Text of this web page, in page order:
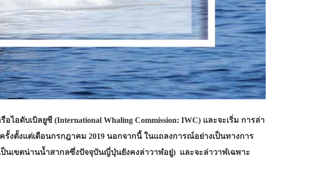
อดับเบิลยูซี (International Whaling Commission: IWC) และจะเริ่ม การล่า
รั้งตั้งแต่เดือนกรกฎาคม 2019 นอกจากนี้ ในแถลงการณ์อย่างเป็นทางการ
เขตน่านน้ำสากลซึ่งปัจจุบันญี่ปุ่นยังคงล่าวาฬอยู่) และจะล่าวาฬเฉพาะ